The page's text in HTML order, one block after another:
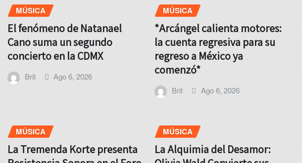
MÚSICA
El fenómeno de Natanael
Cano suma un segundo
concierto en la CDMX
Brit Ago 6, 2026
MÚSICA
*Arcángel calienta motores:
la cuenta regresiva para su
regreso a México ya
comenzó*
Brit Ago 6, 2026
MÚSICA
La Tremenda Korte presenta
MÚSICA
La Alquimia del Desamor: